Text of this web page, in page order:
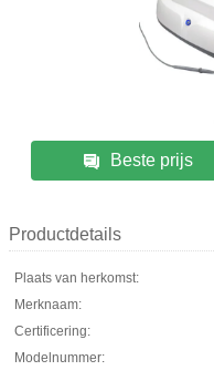
Beste prijs
Productdetails
Plaats van herkomst:
Merknaam:
Certificering:
Modelnummer: